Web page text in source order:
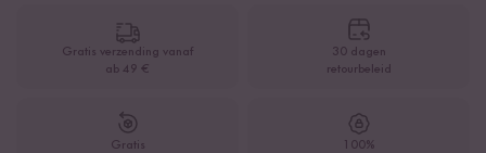
Gratis verzending vanaf
ab 49 €
30 dagen
retourbeleid
Gratis
100%